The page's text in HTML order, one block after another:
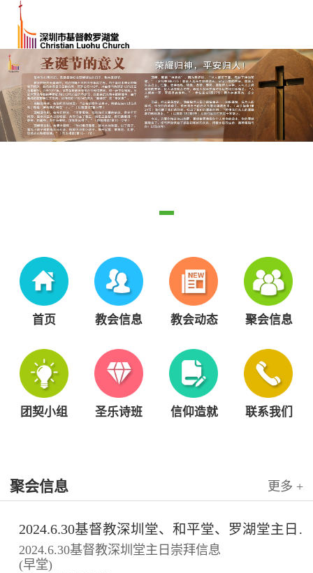
首页 教会信息 教会动态 聚会信息
团契小组 圣乐诗班 信仰造就 联系我们
聚会信息 更多 +
2024.6.30基督教深圳堂、和平堂、罗湖堂主日崇拜信息
2024.6.30基督教深圳堂主日崇拜信息
(早堂)